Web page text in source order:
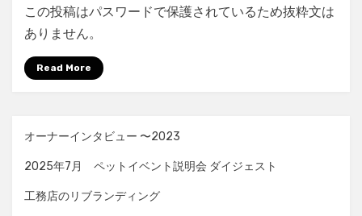
この投稿はパスワードで保護されているため抜粋文は
ありません。
Read More
オーナーインタビュー 〜2023
2025年7月 ペットイベント説明会 ダイジェスト
工務店のリブランディング